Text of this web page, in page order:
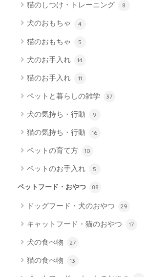
猫のしつけ・トレーニング 8
犬のおもちゃ 4
猫のおもちゃ 5
犬のお手入れ 14
猫のお手入れ 11
ペットと暮らしの雑学 37
犬の気持ち・行動 9
猫の気持ち・行動 16
ペットの育て方 10
ペットのお手入れ 5
ペットフード・おやつ 88
ドッグフード・犬のおやつ 29
キャットフード・猫のおやつ 17
犬の食べ物 27
猫の食べ物 13